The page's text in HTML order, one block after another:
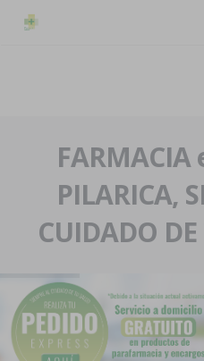
La farmacia
Nuestra historia
Nuestro equipo
Eventos
Servicios y reservas
Pedidos express
Blog
Contacto
PILARICA,
CUIDADO